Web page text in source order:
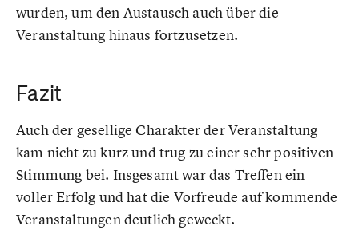
wurden, um den Austausch auch über die
Veranstaltung hinaus fortzusetzen.
Fazit
Auch der gesellige Charakter der Veranstaltung
kam nicht zu kurz und trug zu einer sehr positiven
Stimmung bei. Insgesamt war das Treffen ein
voller Erfolg und hat die Vorfreude auf kommende
Veranstaltungen deutlich geweckt.